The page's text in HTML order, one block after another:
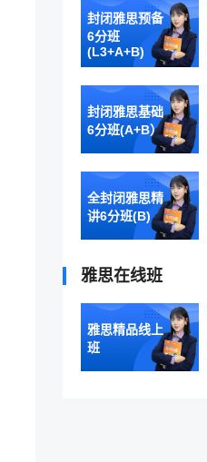
封闭雅思预备
6分班
(L3+A+B)
封闭雅思基础
6分班(A+B）
全封闭雅思精
讲6分班(B)
雅思在线班
雅思精品线上
班